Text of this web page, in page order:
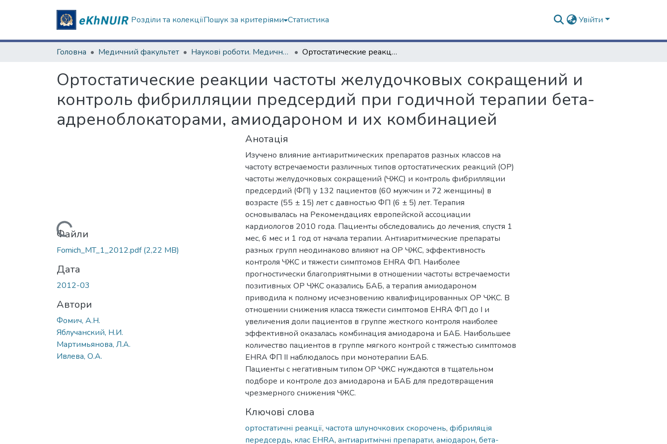
Розділи та колекціїПошук за критеріями Статистика Увійти
Головна Медичний факультет Наукові роботи. Медичний факультет Ортостатические реакции частоты желудочковых сокращений и контроль фибрилляции предсердий при годичной терапии бета-адреноблокаторами, амиодароном и их комбинацией
Ортостатические реакции частоты желудочковых сокращений и
контроль фибрилляции предсердий при годичной терапии бета-
адреноблокаторами, амиодароном и их комбинацией
Вантажиться...Файли
Fomich_MT_1_2012.pdf(2,22 MB)
Дата
2012-03
Автори
Фомич, А.Н.
Яблучанский, Н.И.
Мартимьянова, Л.А.
Ивлева, О.А.
Анотація
Изучено влияние антиаритмических препаратов разных классов на
частоту встречаемости различных типов ортостатических реакций (ОР)
частоты желудочковых сокращений (ЧЖС) и контроль фибрилляции
предсердий (ФП) у 132 пациентов (60 мужчин и 72 женщины) в
возрасте (55 ± 15) лет с давностью ФП (6 ± 5) лет. Терапия
основывалась на Рекомендациях европейской ассоциации
кардиологов 2010 года. Пациенты обследовались до лечения, спустя 1
мес, 6 мес и 1 год от начала терапии. Антиаритмические препараты
разных групп неодинаково влияют на ОР ЧЖС, эффективность
контроля ЧЖС и тяжести симптомов EHRA ФП. Наиболее
прогностически благоприятными в отношении частоты встречаемости
позитивных ОР ЧЖС оказались БАБ, а терапия амиодароном
приводила к полному исчезновению квалифицированных ОР ЧЖС. В
отношении снижения класса тяжести симптомов EHRA ФП до I и
увеличения доли пациентов в группе жесткого контроля наиболее
эффективной оказалась комбинация амиодарона и БАБ. Наибольшее
количество пациентов в группе мягкого контрой с тяжестью симптомов
EHRA ФП II наблюдалось при монотерапии БАБ.
Пациенты с негативным типом ОР ЧЖС нуждаются в тщательном
подборе и контроле доз амиодарона и БАБ для предотвращения
чрезмерного снижения ЧЖС.
Ключові слова
ортостатичні реакції, частота шлуночкових скорочень, фібриляція
передсердь, клас EHRA, антиаритмічні препарати, аміодарон, бета-